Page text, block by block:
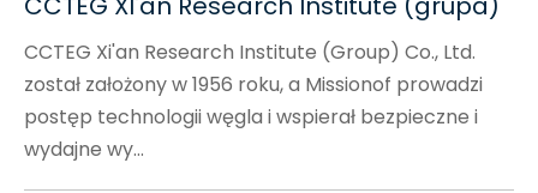
CCTEG Xi'an Research Institute (Group) Co., Ltd.
został założony w 1956 roku, a Missionof prowadzi
postęp technologii węgla i wspierał bezpieczne i
wydajne wy...